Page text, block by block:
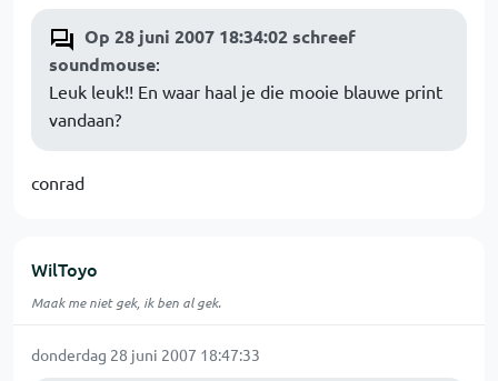
Op 28 juni 2007 18:34:02 schreef
soundmouse:
Leuk leuk!! En waar haal je die mooie blauwe print
vandaan?
conrad
WilToyo
Maak me niet gek, ik ben al gek.
donderdag 28 juni 2007 18:47:33